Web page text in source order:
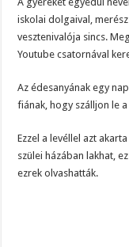
iskolai dolgaival,
vesztenivalója sincs.
Youtube csatornával
Az édesanyának egy
fiának, hogy szálljon le
Ezzel a levéllel azt
szülei házában lakhat,
ezrek olvashatták.